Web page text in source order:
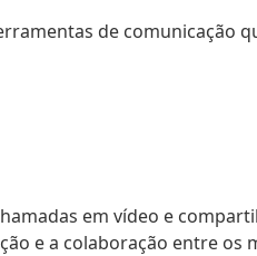
de comunicação
em vídeo e
e a colaboração entre os